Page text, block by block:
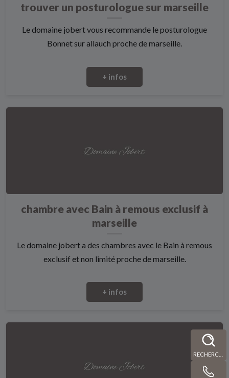
trouver un posturologue sur marseille
Le domaine jobert vous recommande le posturologue
Bonnet sur allauch proche de marseille.
+ infos
chambre avec Bain à remous exclusif à
marseille
Le domaine jobert a des chambres avec le Bain à remous
exclusif et non limité proche de marseille.
+ infos